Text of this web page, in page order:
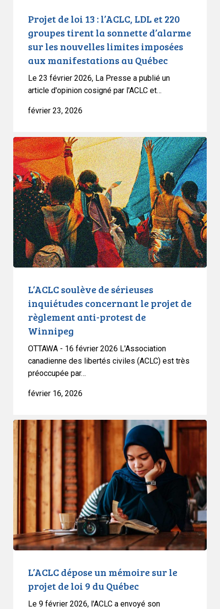
d’alarme
nouvelles
limites
au
Québec
Projet de loi 13 : l’ACLC, LDL et 220
groupes tirent la sonnette d’alarme
sur les nouvelles limites imposées
aux manifestations au Québec
Le 23 février 2026, La Presse a publié un
article d'opinion cosigné par l'ACLC et…
février 23, 2026
L’ACLC
soulève
de
sérieuses
inquiétudes
concernant
le
projet
de
règlement
Winnipeg
L’ACLC soulève de sérieuses
inquiétudes concernant le projet de
règlement anti-protest de
Winnipeg
OTTAWA - 16 février 2026 L'Association
canadienne des libertés civiles (ACLC) est très
préoccupée par…
février 16, 2026
L’ACLC
dépose
un
mémoire
sur
projet
9
L’ACLC dépose un mémoire sur le
projet de loi 9 du Québec
Le 9 février 2026, l'ACLC a envoyé son